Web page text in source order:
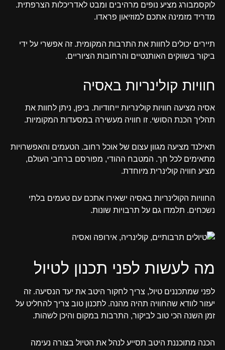
לוקסמבורג מציע נופים מרהיבים ומבט לאדריכלות הצרפתית.
מדריד מזמינה אתכם למוזיאון פראדו.
תיירים יכולים לחוות את התרבות המקומית. זה אפשרי על ידי
ביקור בשווקים האותנטיים והרחובות הציוריים.
חוויות קולינריות באסיה
אסיה מציעה חוויות קולינריות ייחודיות. ביפן, ניתן לחוות את
תהליך הכנת הסושי. זו חוויה מעשירה במסעדות המקומיות.
תאילנד מציעה מגוון עצום של אוכל רחוב. הטעמים והאפשרויות
מתאימים לכל חך. המטבח ההודי, מפורסם ברחבי העולם,
מציע חוויה קולינרית מיוחדת.
החוויות הקולינריות באסיה ישאירו אתכם עם טעמים בלתי
נשכחים. תלמדו גם על תרבויות שונות.
מה לעשות לפני תכנון לטיול
לפני שמתכננים טיול, צריך לחקור היטב את יעד הנסיעה. זה
יעזור לוודא שהחוויה תהיה מהנה. לתכנון טוב צריך להחליט על
זמן השנה הכי טוב לביקור, התרבות במקום והיכן לשהות.
הכנה מתוכננת היטב תסייע לנהל את הטיול בצורה נעימה